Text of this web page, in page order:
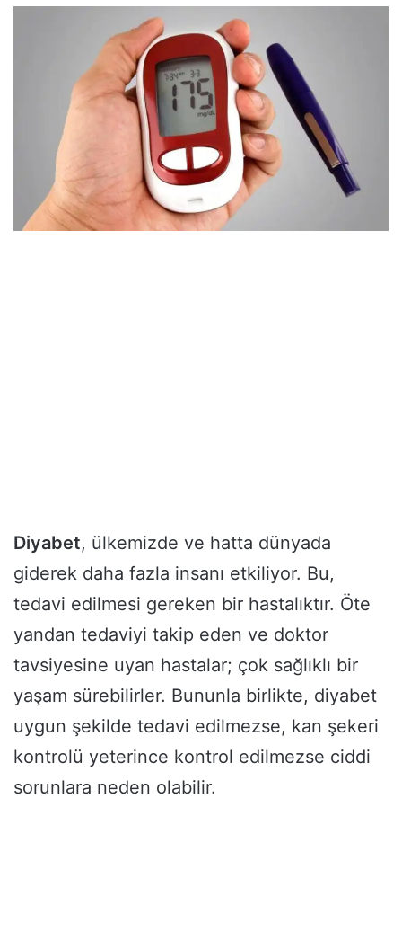
Diyabet, ülkemizde ve hatta dünyada
giderek daha fazla insanı etkiliyor. Bu,
tedavi edilmesi gereken bir hastalıktır. Öte
yandan tedaviyi takip eden ve doktor
tavsiyesine uyan hastalar; çok sağlıklı bir
yaşam sürebilirler. Bununla birlikte, diyabet
uygun şekilde tedavi edilmezse, kan şekeri
kontrolü yeterince kontrol edilmezse ciddi
sorunlara neden olabilir.